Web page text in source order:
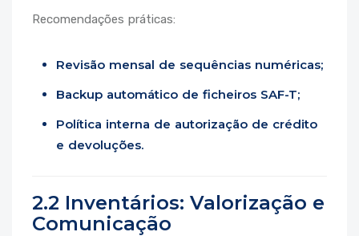
Recomendações práticas:
Revisão mensal de sequências numéricas;
Backup automático de ficheiros SAF-T;
Política interna de autorização de crédito
e devoluções.
2.2 Inventários: Valorização e
Comunicação